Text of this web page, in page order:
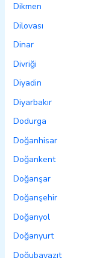
Dikmen
Dilovası
Dinar
Divriği
Diyadin
Diyarbakır
Dodurga
Doğanhisar
Doğankent
Doğanşar
Doğanşehir
Doğanyol
Doğanyurt
Doğubayazıt